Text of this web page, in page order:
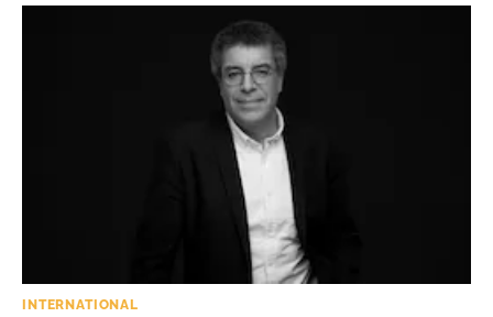
INTERNATIONAL